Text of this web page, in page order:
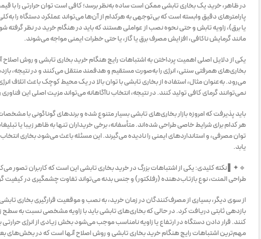
در ظاهر، خرید یک بخاری تابشی ممکن است ساده به‌نظر برسد؛ کافی است توان حرارتی را با
پارامترهای دقیق وابسته است که بی‌توجهی به هرکدام از آن‌ها می‌تواند عملکرد دستگاه را
یا برق)، زاویه تابش و حتی نحوه نصب از عواملی هستند که باید در هنگام خرید در نظر
مانند گرمایش ناکافی، افزایش مصرف برق یا گاز، یا حتی خطرات ایمنی مواجه می‌شوند.
یکی از دلایل اصلی اهمیت پرداختن به اشتباهات رایج هنگام خرید بخاری تابشی و روش اصلاح
بخاری‌های همرفتی سنتی، انرژی را به‌صورت مستقیم و هدفمند منتقل می‌کنند و در نتیجه،
می‌رود. به‌عنوان مثال، استفاده از بخاری تابشی با توان بالا در یک محیط کوچک باعث اتلاف
نمی‌توانند گرمای کافی تولید کنند. در نتیجه، انتخاب ناآگاهانه می‌تواند مزیت اصلی این فناوری
باید پذیرفت که امروزه بازار بخاری‌های تابشی بسیار متنوع شده و برندهای گوناگونی با
هر کدام برای شرایط خاصی طراحی شده‌اند. متأسفانه، برخی خریداران تنها به ظاهر زیبا یا
توان مصرفی، و استانداردهای ایمنی را نادیده می‌گیرند. این مسئله باعث می‌شود بخاری
یابد.
🔹✦▌ نکته کلیدی: یکی از اشتباهات بزرگ در خرید بخاری تابشی این است که کاربران تصور
طراحی المنت، نوع بازتاب‌دهنده (رفلکتور) و جنس بدنه می‌تواند تفاوت چشمگیری در کیفیت
از سوی دیگر، بسیاری از مصرف‌کنندگان در زمان خرید، به نصب و موقعیت قرارگیری بخاری
بازدهی ثابتی دریافت کرد. در حالی که بخاری‌های تابشی باید با زاویه مشخصی نسبت به سطح
کنند. قرار دادن دستگاه در ارتفاع یا زاویه نامناسب موجب می‌شود بخش زیادی از انرژی
مهم‌ترین اشتباهات رایج هنگام خرید بخاری تابشی و روش اصلاح آنها است که در بخش‌های